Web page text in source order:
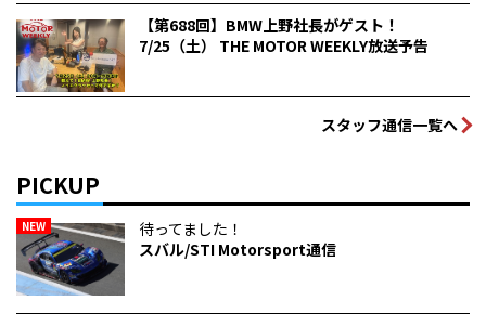
【第688回】BMW上野社長がゲスト！
7/25（土） THE MOTOR WEEKLY放送予告
スタッフ通信一覧へ
PICKUP
NEW
待ってました！
スバル/STI Motorsport通信